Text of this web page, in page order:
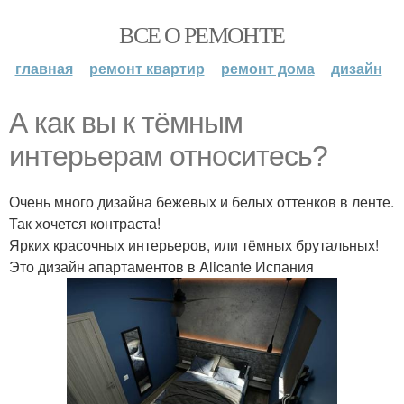
ВСЕ О РЕМОНТЕ
главная ремонт квартир ремонт дома дизайн
А как вы к тёмным
интерьерам относитесь?
Очень много дизайна бежевых и белых оттенков в ленте.
Так хочется контраста!
Ярких красочных интерьеров, или тёмных брутальных!
Это дизайн апартаментов в Alicante Испания